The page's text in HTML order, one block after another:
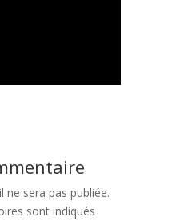
ne sera pas publiée.
sont indiqués